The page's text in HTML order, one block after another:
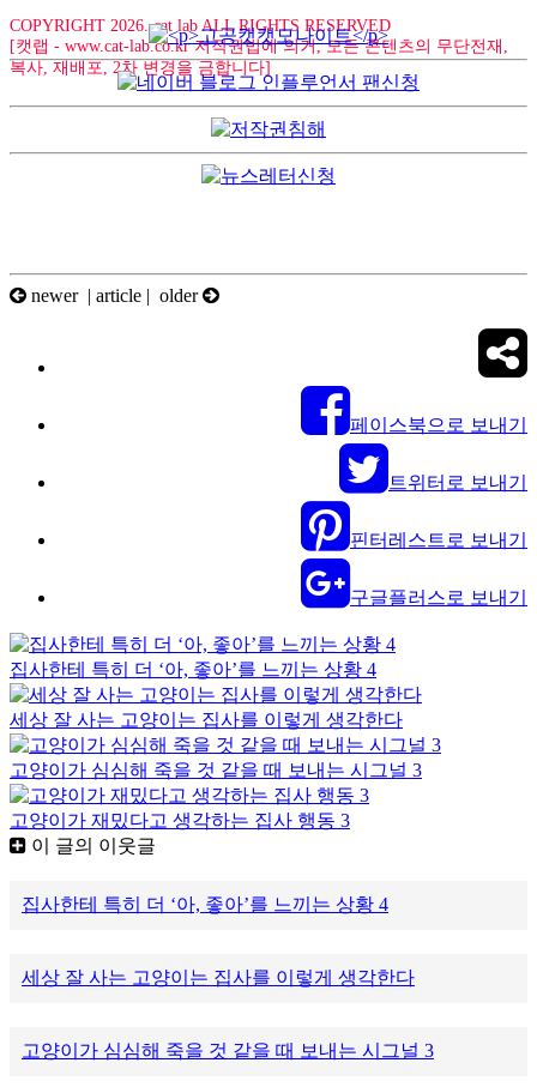
COPYRIGHT 2026. cat lab ALL RIGHTS RESERVED
[캣랩 - www.cat-lab.co.kr 저작권법에 의거, 모든 콘텐츠의 무단전재,
복사, 재배포, 2차 변경을 금합니다]
newer | article | older
페이스북으로 보내기
트위터로 보내기
핀터레스트로 보내기
구글플러스로 보내기
집사한테 특히 더 ‘아, 좋아’를 느끼는 상황 4
세상 잘 사는 고양이는 집사를 이렇게 생각한다
고양이가 심심해 죽을 것 같을 때 보내는 시그널 3
고양이가 재밌다고 생각하는 집사 행동 3
이 글의 이웃글
집사한테 특히 더 ‘아, 좋아’를 느끼는 상황 4
세상 잘 사는 고양이는 집사를 이렇게 생각한다
고양이가 심심해 죽을 것 같을 때 보내는 시그널 3